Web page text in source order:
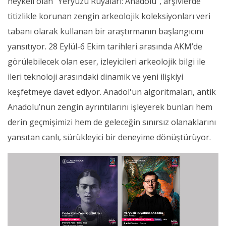
titizlikle korunan zengin arkeolojik koleksiyonları veri
tabanı olarak kullanan bir araştırmanın başlangıcını
yansıtıyor. 28 Eylül-6 Ekim tarihleri arasında AKM’de
görülebilecek olan eser, izleyicileri arkeolojik bilgi ile
ileri teknoloji arasındaki dinamik ve yeni ilişkiyi
keşfetmeye davet ediyor. Anadol'un algoritmaları, antik
Anadolu’nun zengin ayrıntılarını işleyerek bunları hem
derin geçmişimizi hem de geleceğin sınırsız olanaklarını
yansıtan canlı, sürükleyici bir deneyime dönüştürüyor.